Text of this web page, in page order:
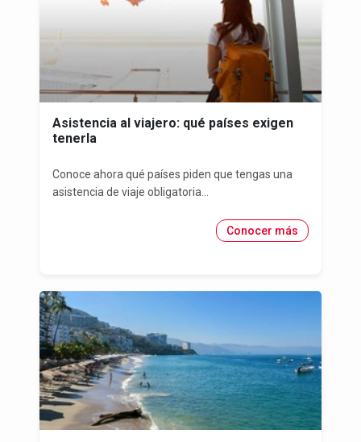
Asistencia al viajero: qué países exigen
tenerla
Conoce ahora qué países piden que tengas una
asistencia de viaje obligatoria...
Conocer más